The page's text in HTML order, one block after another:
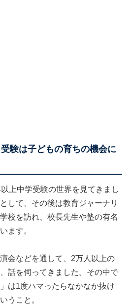
験は子どもの育ちの機会に
上中学受験の世界を見てきまし
して、その後は教育ジャーナリ
校を訪れ、校長先生や塾の有名
ます。
会などを通して、2万人以上の
話を伺ってきました。その中で
は1度ハマったらなかなか抜け
うこと。